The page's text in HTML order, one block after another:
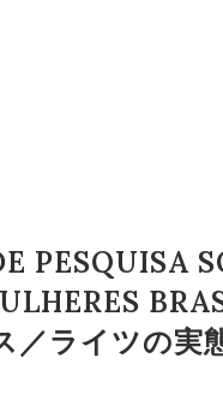
PESQUISA
／ライツの実